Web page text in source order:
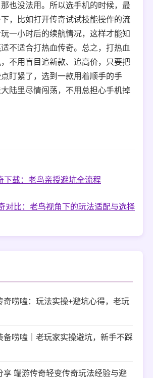
也没法用。所以选手机的时候，最
，比如打开传奇试试技能操作的流
一小时后的续航情况，这样才能知
不适合打热血传奇。总之，打热血
不用盲目追新款、追高价，只要把
盯紧了，选到一款用着顺手的手
陆里尽情闯荡，不用总担心手机掉
下载：老鸟亲授避坑全流程
对比：老鸟视角下的玩法适配与选择
奇唠嗑：玩法实操+避坑心得，老玩
备唠嗑｜老玩家实操避坑，新手不踩
享 端游传奇轻变传奇玩法经验与避